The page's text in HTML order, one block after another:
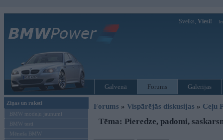
Sveiks, Viesi!
Galvenā Forums Galerijas
Ziņas un raksti
BMW modeļu jaunumi
BMW testi
Mēneša BMW
Forums » Vispārējās diskusijas » Ceļu
Tēma: Pieredze, padomi,